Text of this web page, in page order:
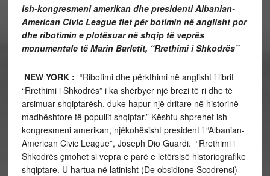
Ish-kongresmeni amerikan dhe presidenti Albanian-
American Civic League flet për botimin në anglisht por
dhe ribotimin e plotësuar në shqip të veprës
monumentale të Marin Barletit, “Rrethimi i Shkodrës”
NEW YORK : “Ribotimi dhe përkthimi në anglisht i librit
“Rrethimi i Shkodrës” i ka shërbyer një brezi të ri dhe të
arsimuar shqiptarësh, duke hapur një dritare në historinë
madhështore të popullit shqiptar.” Kështu shprehet ish-
kongresmeni amerikan, njëkohësisht president i “Albanian-
American Civic League”, Joseph Dio Guardi. “Rrethimi i
Shkodrës çmohet si vepra e parë e letërsisë historiografike
shqiptare. U hartua në latinisht (De obsidione Scodrensi)